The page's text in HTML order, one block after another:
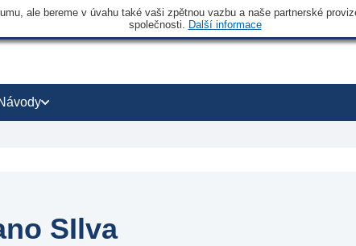
ale bereme v úvahu také vaši zpětnou vazbu a naše partnerské
společnosti. Další informace
SIlva